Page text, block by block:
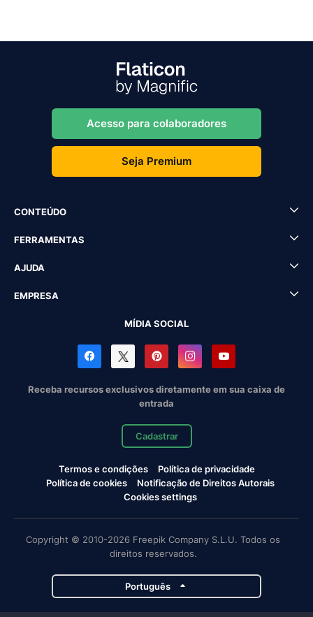
Acesso para colaboradores
Seja Premium
CONTEÚDO
FERRAMENTAS
AJUDA
EMPRESA
MÍDIA SOCIAL
Receba recursos exclusivos diretamente em sua caixa de
entrada
Cadastrar
Termos e condições
Política de privacidade
Política de cookies
Notificação de Direitos Autorais
Cookies settings
Copyright © 2010-2026 Freepik Company S.L.U. Todos os
direitos reservados.
Português